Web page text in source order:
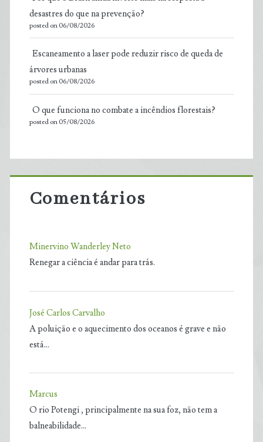
desastres do que na prevenção?
posted on 06/08/2026
Escaneamento a laser pode reduzir risco de queda de
árvores urbanas
posted on 06/08/2026
O que funciona no combate a incêndios florestais?
posted on 05/08/2026
Comentários
Minervino Wanderley Neto
Renegar a ciência é andar para trás.
José Carlos Carvalho
A poluição e o aquecimento dos oceanos é grave e não
está…
Marcus
O rio Potengi , principalmente na sua foz, não tem a
balneabilidade…